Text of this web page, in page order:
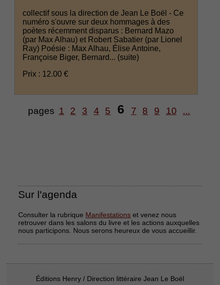
collectif sous la direction de Jean Le Boël - Ce
numéro s'ouvre sur deux hommages à des
poètes récemment disparus : Bernard Mazo
(par Max Alhau) et Robert Sabatier (par Lionel
Ray) Poésie : Max Alhau, Élise Antoine,
Françoise Biger, Bernard... (suite)
Prix : 12.00 €
pages 1 2 3 4 5 6 7 8 9 10 ...
Sur l'agenda
Consulter la rubrique Manifestations et venez nous
retrouver dans les salons du livre et les actions auxquelles
nous participons. Nous serons heureux de vous accueillir.
Éditions Henry / Direction littéraire Jean Le Boël